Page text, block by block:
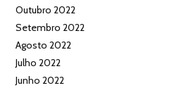
Outubro 2022
Setembro 2022
Agosto 2022
Julho 2022
Junho 2022